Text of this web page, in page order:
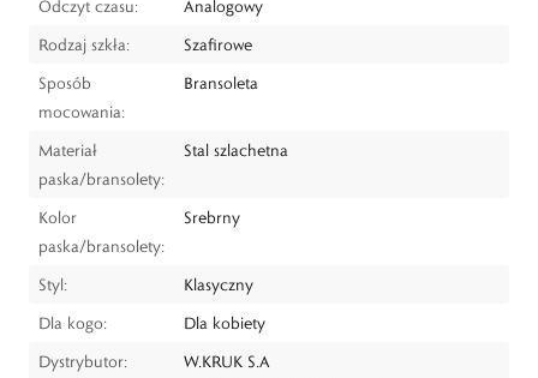
Odczyt czasu:
Analogowy
Rodzaj szkła:
Szafirowe
Sposób
mocowania:
Bransoleta
Materiał
paska/bransolety:
Stal szlachetna
Kolor
paska/bransolety:
Srebrny
Styl:
Klasyczny
Dla kogo:
Dla kobiety
Dystrybutor:
W.KRUK S.A